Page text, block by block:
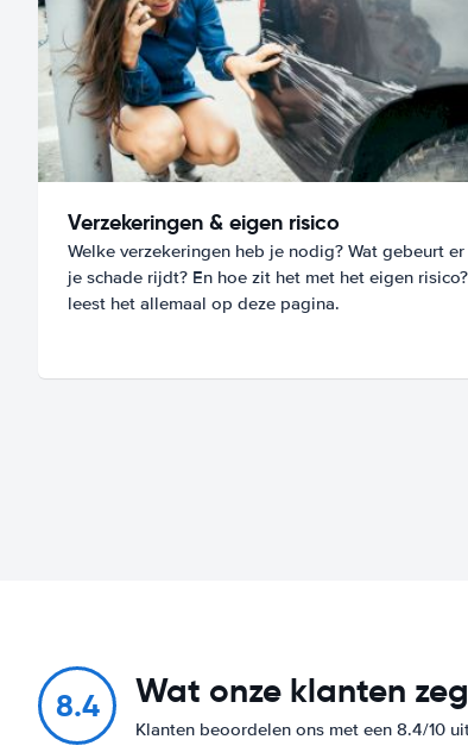
Verzekeringen & eigen risico
Welke verzekeringen heb je nodig? Wat gebeurt
je schade rijdt? En hoe zit het met het eigen
leest het allemaal op deze pagina.
8.4 Wat onze klanten
Klanten beoordelen ons met een 8.4/10